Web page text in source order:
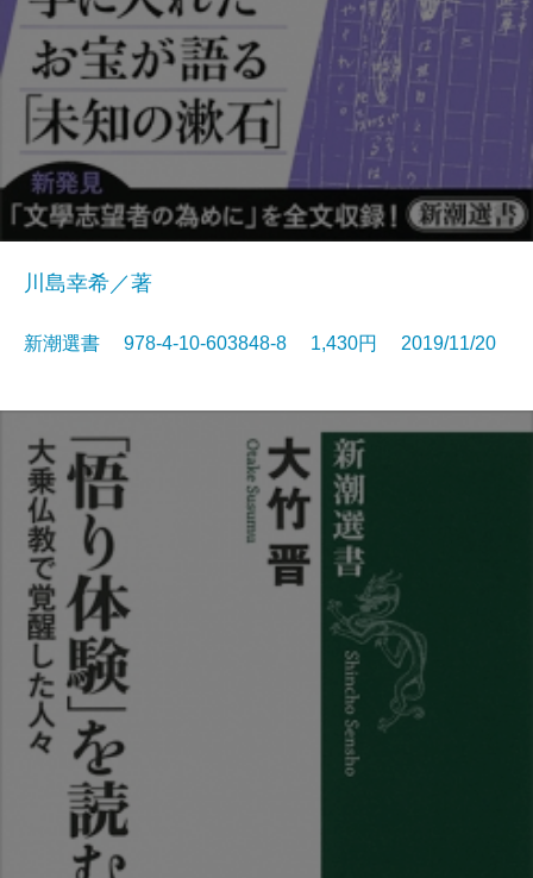
川島幸希／著
新潮選書 978-4-10-603848-8 1,430円 2019/11/20